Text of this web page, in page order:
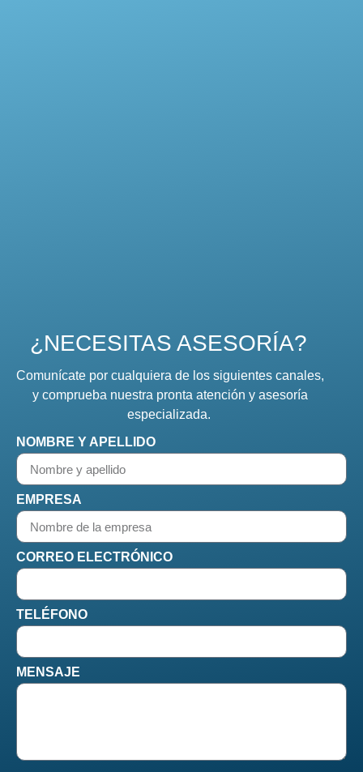
¿NECESITAS ASESORÍA?
Comunícate por cualquiera de los siguientes canales,
y comprueba nuestra pronta atención y asesoría
especializada.
NOMBRE Y APELLIDO
EMPRESA
CORREO ELECTRÓNICO
TELÉFONO
MENSAJE